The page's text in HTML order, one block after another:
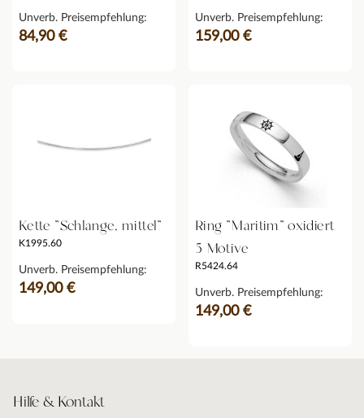
Unverb. Preisempfehlung:
84,90 €
Unverb. Preisempfehlung:
159,00 €
Kette "Schlange, mittel"
K1995.60
Unverb. Preisempfehlung:
149,00 €
Ring "Maritim" oxidiert
5 Motive
R5424.64
Unverb. Preisempfehlung:
149,00 €
Hilfe & Kontakt